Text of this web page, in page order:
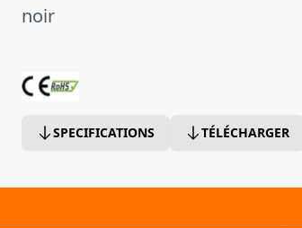
noir
SPECIFICATIONS TÉLÉCHARGER